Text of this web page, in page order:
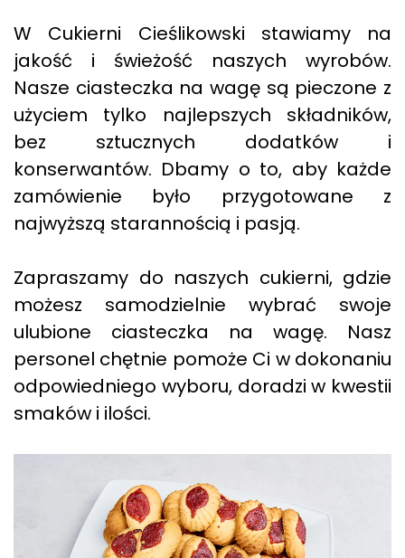
W Cukierni Cieślikowski stawiamy na
jakość i świeżość naszych wyrobów.
Nasze ciasteczka na wagę są pieczone z
użyciem tylko najlepszych składników,
bez sztucznych dodatków i
konserwantów. Dbamy o to, aby każde
zamówienie było przygotowane z
najwyższą starannością i pasją.
Zapraszamy do naszych cukierni, gdzie
możesz samodzielnie wybrać swoje
ulubione ciasteczka na wagę. Nasz
personel chętnie pomoże Ci w dokonaniu
odpowiedniego wyboru, doradzi w kwestii
smaków i ilości.